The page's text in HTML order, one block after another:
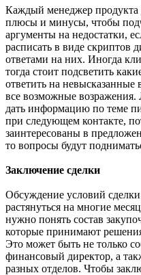
Каждый менеджер
плюсы и минусы, чтобы
аргументы на недостатки,
расписать в виде скриптов
ответами на них. Иногда
тогда стоит подсветить
ответить на невысказанные
все возможные возражения.
дать информацию по теме
при следующем контакте,
заинтересованы в
то вопросы будут
Заключение сделки
Обсуждение условий
растянуться на многие
нужно понять состав
которые принимают
Это может быть не только
финансовый директор, а
разных отделов. Чтобы